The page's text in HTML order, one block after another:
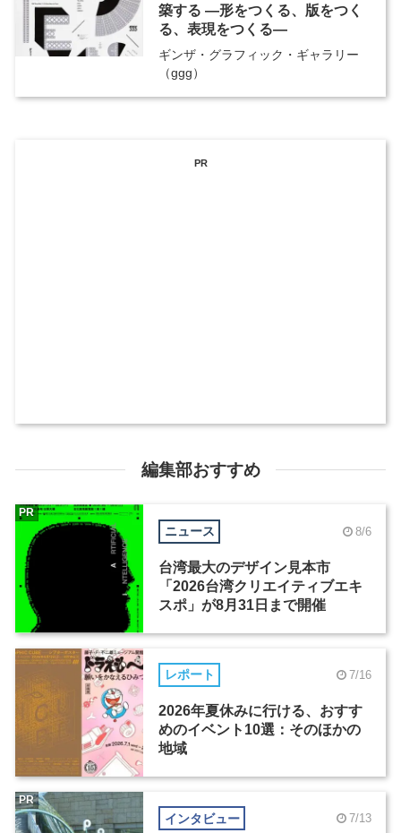
築する ―形をつくる、版をつく
る、表現をつくる―
ギンザ・グラフィック・ギャラリー
（ggg）
PR
編集部おすすめ
ニュース 8/6
台湾最大のデザイン見本市
「2026台湾クリエイティブエキ
スポ」が8月31日まで開催
PR
レポート 7/16
2026年夏休みに行ける、おすす
めのイベント10選：そのほかの
地域
インタビュー 7/13
PR